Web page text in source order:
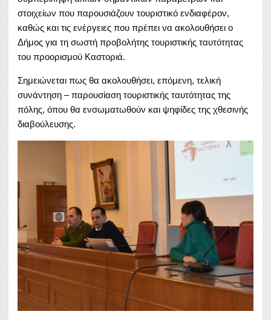
στοιχείων που παρουσιάζουν τουριστικό ενδιαφέρον,
καθώς και τις ενέργειες που πρέπει να ακολουθήσει ο
Δήμος για τη σωστή προβολήτης τουριστικής ταυτότητας
του προορισμού Καστοριά.
Σημειώνεται πως θα ακολουθήσει, επόμενη, τελική
συνάντηση – παρουσίαση τουριστικής ταυτότητας της
πόλης, όπου θα ενσωματωθούν και ψηφίδες της χθεσινής
διαβούλευσης.